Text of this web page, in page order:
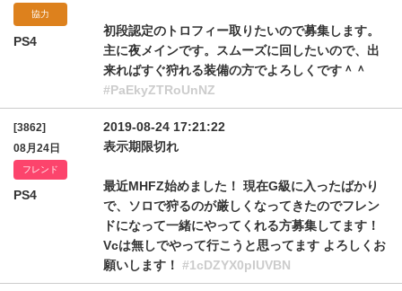
協力
PS4
初段認定のトロフィー取りたいので募集します。
主に夜メインです。スムーズに回したいので、出
来ればすぐ狩れる装備の方でよろしくです＾＾
#PaEkyZTRoUnNZ
[3862]
08月24日
フレンド
PS4
2019-08-24 17:21:22
表示期限切れ
最近MHFZ始めました！ 現在G級に入ったばかり
で、ソロで狩るのが厳しくなってきたのでフレン
ドになって一緒にやってくれる方募集してます！
Vcは無しでやって行こうと思ってます よろしくお
願いします！ #1cDZYX0pIUVBN